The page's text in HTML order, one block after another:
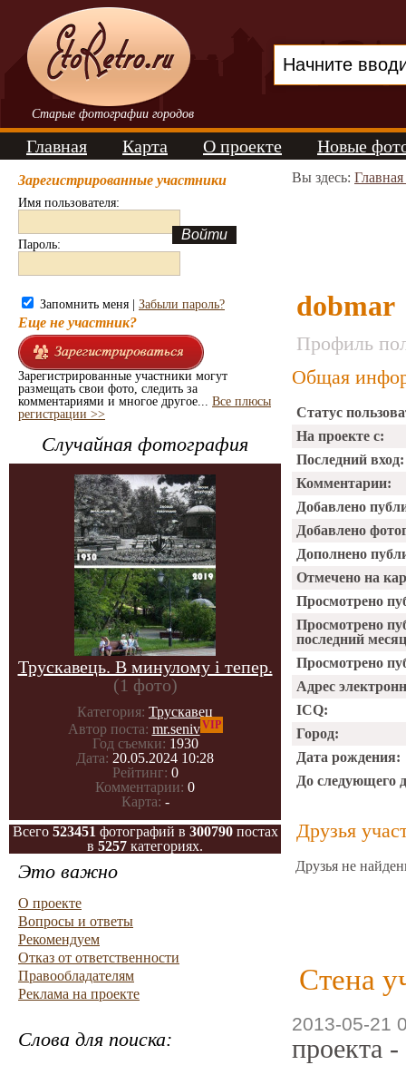
Старые фотографии городов
Главная Карта О проекте Новые
Зарегистрированные участники
Имя пользователя:
Пароль:
Запомнить меня | Забыли пароль?
Еще не участник?
Зарегистрированные участники могут
размещать свои фото, следить за
комментариями и многое другое... Все плюсы
регистрации >>
Случайная фотография
Трускавець. В минулому і тепер.
(1 фото)
Категория: Трускавец
Автор поста: mr.senivVIP
Год съемки: 1930
Дата: 20.05.2024 10:28
Рейтинг: 0
Комментарии: 0
Карта: -
Всего 523451 фотографий в 300790постах
в 5257 категориях.
Это важно
О проекте
Вопросы и ответы
Рекомендуем
Отказ от ответственности
Правообладателям
Реклама на проекте
Слова для поиска:
Вы здесь:
dobmar
Профиль
Общая
Статус
На проекте с:
Последний вход:
Комментарии:
Добавлено
Добавлено
Дополнено
Отмечено на
Просмотрено
Просмотрено
последний
Просмотрено
Адрес
ICQ:
Город:
Дата рождения:
До следующего
Друзья
Друзья не
Стена
2013-05-21
проекта